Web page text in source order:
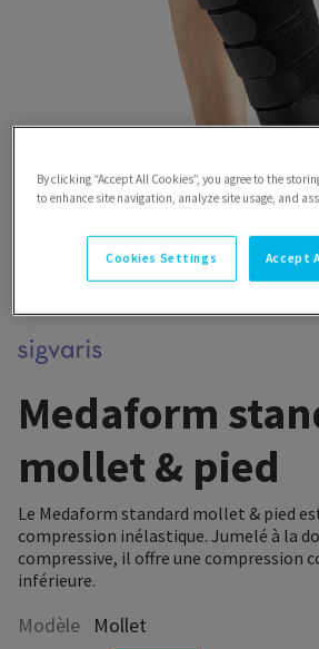
Medaform
mollet & pied
Le Medaform standard mollet & pied
compression inélastique. Jumelé à la
compressive, il offre une compression
inférieure.
Modèle Mollet
By clicking “Accept All Cookies”, you agree to the
to enhance site navigation, analyze site usage, and
Cookies Settings Accept